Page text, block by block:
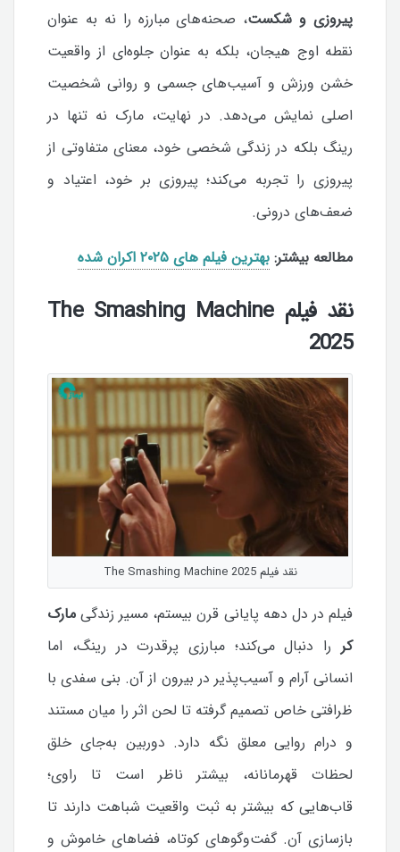
پیروزی و شکست، صحنه‌های مبارزه را نه به عنوان
نقطه اوج هیجان، بلکه به عنوان جلوه‌ای از واقعیت
خشن ورزش و آسیب‌های جسمی و روانی شخصیت
اصلی نمایش می‌دهد. در نهایت، مارک نه تنها در
رینگ بلکه در زندگی شخصی خود، معنای متفاوتی از
پیروزی را تجربه می‌کند؛ پیروزی بر خود، اعتیاد و
ضعف‌های درونی.
مطالعه بیشتر: بهترین فیلم‌ های ۲۰۲۵ اکران شده
نقد فیلم The Smashing Machine
2025
نقد فیلم The Smashing Machine 2025
فیلم در دل دهه پایانی قرن بیستم، مسیر زندگی مارک
کر را دنبال می‌کند؛ مبارزی پرقدرت در رینگ، اما
انسانی آرام و آسیب‌پذیر در بیرون از آن. بنی سفدی با
ظرافتی خاص تصمیم گرفته تا لحن اثر را میان مستند
و درام روایی معلق نگه دارد. دوربین به‌جای خلق
لحظات قهرمانانه، بیشتر ناظر است تا راوی؛
قاب‌هایی که بیشتر به ثبت واقعیت شباهت دارند تا
بازسازی آن. گفت‌وگوهای کوتاه، فضاهای خاموش و